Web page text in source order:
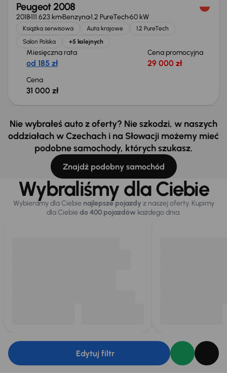
Peugeot 2008
2018111 623 kmBenzyna1.2 PureTech60 kW
Książka serwisowa Auta krajowe
1.2 PureTech
Salon Polska
+5 kolejnych
Miesięczna rata
od 185 zł
Cena promocyjna
29 000 zł
Cena
31 000 zł
Nie wybrałeś auto z oferty? Nie szkodzi, w naszych
oddziałach w Czechach i na Słowacji możemy mieć
podobne samochody, których szukasz.
Znajdź podobny samochód
Wybraliśmy dla Ciebie
Wybieramy dla Ciebie najlepsze pojazdy z naszej oferty. Kupimy
dla Ciebiedo 400 pojazdówkażdego dnia.
Edytuj filtr